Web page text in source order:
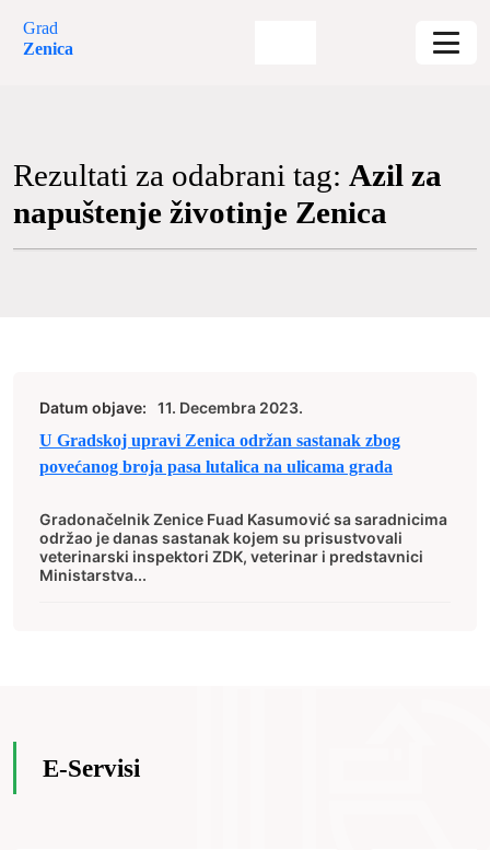
Grad
Zenica
Rezultati za odabrani tag: Azil za
napuštenje životinje Zenica
Datum objave:
11. Decembra 2023.
U Gradskoj upravi Zenica održan sastanak zbog
povećanog broja pasa lutalica na ulicama grada
Gradonačelnik Zenice Fuad Kasumović sa saradnicima
održao je danas sastanak kojem su prisustvovali
veterinarski inspektori ZDK, veterinar i predstavnici
Ministarstva...
E-Servisi